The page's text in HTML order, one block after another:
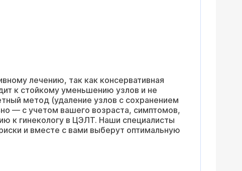
лечению, так как консервативная
к стойкому уменьшению узлов и не
метод (удаление узлов с сохранением
— с учетом вашего возраста, симптомов,
к гинекологу в ЦЭЛТ. Наши специалисты
и вместе с вами выберут оптимальную